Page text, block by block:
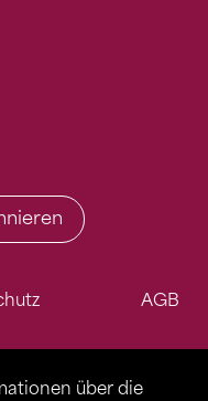
über die
AGB